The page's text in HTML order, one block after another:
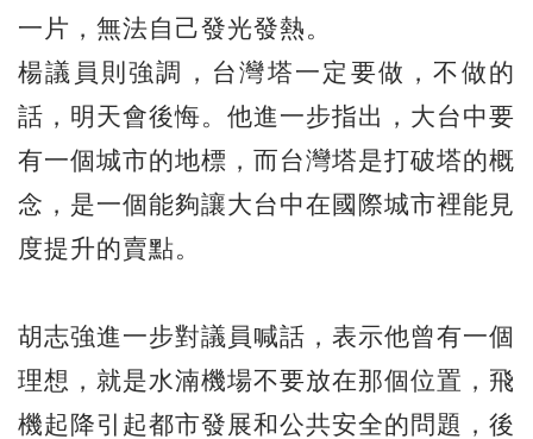
一片，無法自己發光發熱。
楊議員則強調，台灣塔一定要做，不做的
話，明天會後悔。他進一步指出，大台中要
有一個城市的地標，而台灣塔是打破塔的概
念，是一個能夠讓大台中在國際城市裡能見
度提升的賣點。
胡志強進一步對議員喊話，表示他曾有一個
理想，就是水湳機場不要放在那個位置，飛
機起降引起都市發展和公共安全的問題，後